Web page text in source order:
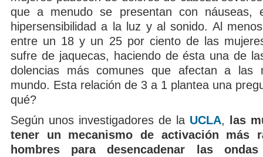
que a menudo se presentan con náuseas,
hipersensibilidad a la luz y al sonido. Al
entre un 18 y un 25 por ciento de las
sufre de jaquecas, haciendo de ésta una de
dolencias más comunes que afectan a las
mundo. Esta relación de 3 a 1 plantea una
qué?
Según unos investigadores de la UCLA,
las
tener un mecanismo de activación más
hombres para desencadenar las